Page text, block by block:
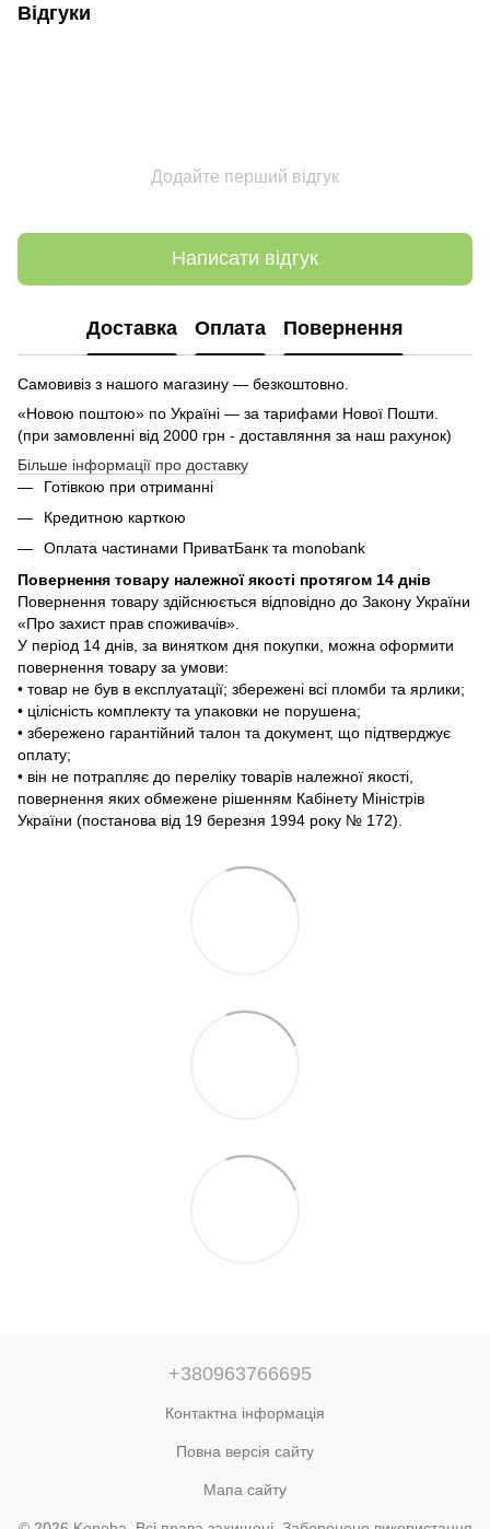
Відгуки
Додайте перший відгук
Написати відгук
Доставка Оплата Повернення
Самовивіз з нашого магазину — безкоштовно.
«Новою поштою» по Україні — за тарифами Нової Пошти.
(при замовленні від 2000 грн - доставляння за наш рахунок)
Більше інформації про доставку
Готівкою при отриманні
Кредитною карткою
Оплата частинами ПриватБанк та monobank
Повернення товару належної якості протягом 14 днів
Повернення товару здійснюється відповідно до Закону України
«Про захист прав споживачів».
У період 14 днів, за винятком дня покупки, можна оформити
повернення товару за умови:
• товар не був в експлуатації; збережені всі пломби та ярлики;
• цілісність комплекту та упаковки не порушена;
• збережено гарантійний талон та документ, що підтверджує
оплату;
• він не потрапляє до переліку товарів належної якості,
повернення яких обмежене рішенням Кабінету Міністрів
України (постанова від 19 березня 1994 року № 172).
+380963766695
Контактна інформація
Повна версія сайту
Мапа сайту